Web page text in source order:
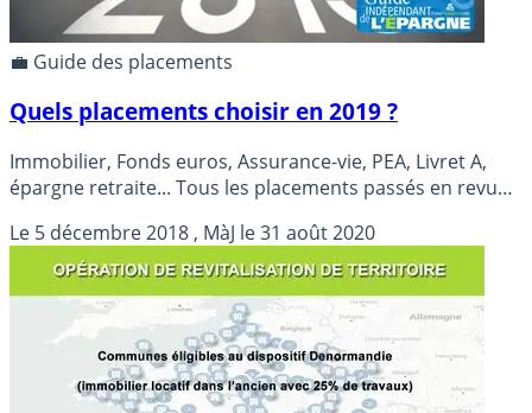
💼 Guide des placements
Quels placements choisir en 2019 ?
Immobilier, Fonds euros, Assurance-vie, PEA, Livret A,
épargne retraite... Tous les placements passés en revue,
tous les actifs. Un guide pour choisir ses placements en
2019.
Le 5 décembre 2018 , MàJ le31 août 2020